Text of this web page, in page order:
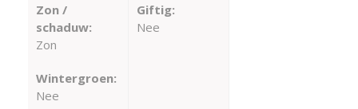
Zon /
schaduw:
Zon
Wintergroen:
Nee
Giftig:
Nee